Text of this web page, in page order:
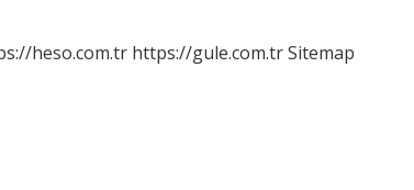
heso.com.tr https://gule.com.trSitemap